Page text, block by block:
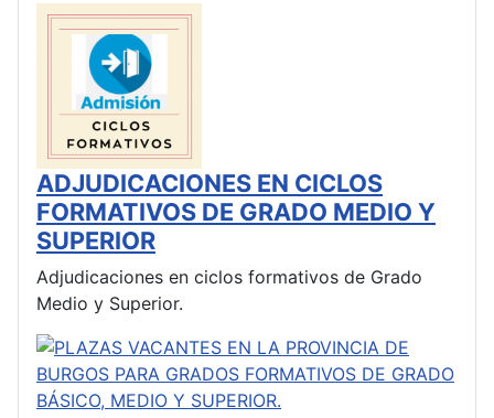
ADJUDICACIONES EN CICLOS
FORMATIVOS DE GRADO MEDIO Y
SUPERIOR
Adjudicaciones en ciclos formativos de Grado
Medio y Superior.